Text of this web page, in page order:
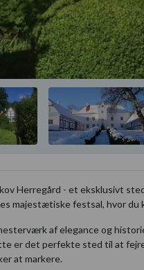
Herregård - et eksklusivt
majestætiske festsal, hvor du
af elegance og
er det perfekte sted til at
at markere.